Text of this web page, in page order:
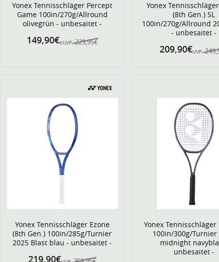
Yonex Tennisschläger Percept
Game 100in/270g/Allround
olivegrün - unbesaitet -
eUVP: 229,95€
149,90€
Yonex
(8th Gen.) SL
100in/270g/Allround
- unbesaitet -
UVP:
209,90€
Yonex Tennisschläger Ezone
(8th Gen.) 100in/285g/Turnier
2025 Blast blau - unbesaitet -
219,90€
Yonex Tennisschläger
100in/300g/Turnier
midnight
unbesaitet -